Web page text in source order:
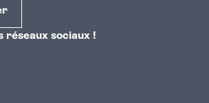
réseaux sociaux !